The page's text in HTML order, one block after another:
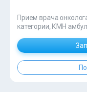
Прием врача
категории, КМН